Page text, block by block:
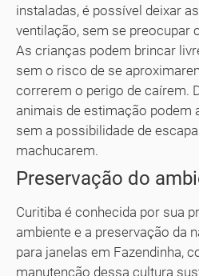
instaladas, é possível deixar
ventilação, sem se preocupar
As crianças podem brincar
sem o risco de se
correrem o perigo de caírem.
animais de estimação podem
sem a possibilidade de
machucarem.
Preservação do
Curitiba é conhecida por sua
ambiente e a preservação da
para janelas em Fazendinha,
manutenção dessa cultura